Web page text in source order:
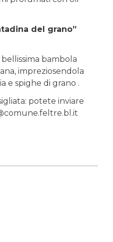
del grano”
bambola
impreziosendola
e spighe di grano .
potete inviare